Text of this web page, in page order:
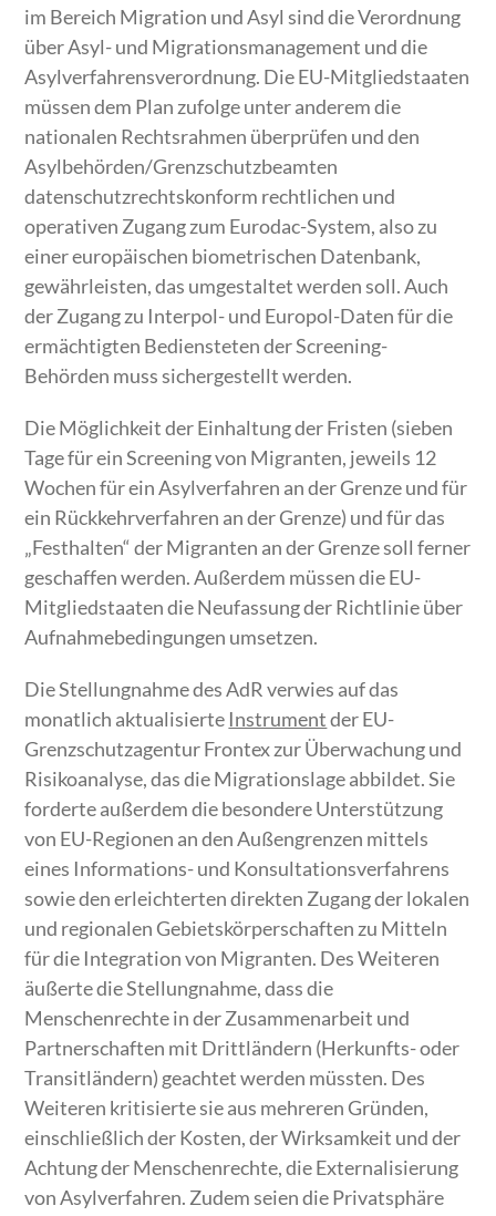
im Bereich Migration und Asyl sind die Verordnung
über Asyl- und Migrationsmanagement und die
Asylverfahrensverordnung. Die EU-Mitgliedstaaten
müssen dem Plan zufolge unter anderem die
nationalen Rechtsrahmen überprüfen und den
Asylbehörden/Grenzschutzbeamten
datenschutzrechtskonform rechtlichen und
operativen Zugang zum Eurodac-System, also zu
einer europäischen biometrischen Datenbank,
gewährleisten, das umgestaltet werden soll. Auch
der Zugang zu Interpol- und Europol-Daten für die
ermächtigten Bediensteten der Screening-
Behörden muss sichergestellt werden.
Die Möglichkeit der Einhaltung der Fristen (sieben
Tage für ein Screening von Migranten, jeweils 12
Wochen für ein Asylverfahren an der Grenze und für
ein Rückkehrverfahren an der Grenze) und für das
„Festhalten“ der Migranten an der Grenze soll ferner
geschaffen werden. Außerdem müssen die EU-
Mitgliedstaaten die Neufassung der Richtlinie über
Aufnahmebedingungen umsetzen.
Die Stellungnahme des AdR verwies auf das
monatlich aktualisierte Instrumentder EU-
Grenzschutzagentur Frontex zur Überwachung und
Risikoanalyse, das die Migrationslage abbildet. Sie
forderte außerdem die besondere Unterstützung
von EU-Regionen an den Außengrenzen mittels
eines Informations- und Konsultationsverfahrens
sowie den erleichterten direkten Zugang der lokalen
und regionalen Gebietskörperschaften zu Mitteln
für die Integration von Migranten. Des Weiteren
äußerte die Stellungnahme, dass die
Menschenrechte in der Zusammenarbeit und
Partnerschaften mit Drittländern (Herkunfts- oder
Transitländern) geachtet werden müssten. Des
Weiteren kritisierte sie aus mehreren Gründen,
einschließlich der Kosten, der Wirksamkeit und der
Achtung der Menschenrechte, die Externalisierung
von Asylverfahren. Zudem seien die Privatsphäre